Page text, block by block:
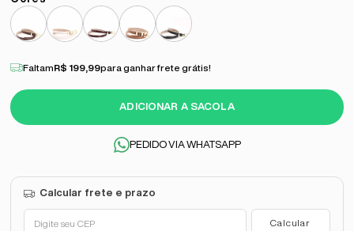
ADICIONAR A SACOLA
FaltamR$ 199,99para ganhar frete grátis!
PEDIDO VIA WHATSAPP